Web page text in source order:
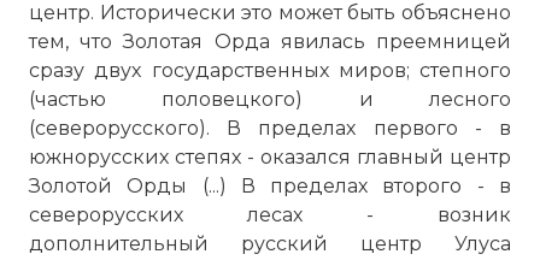
центр. Исторически это может быть объяснено
тем, что Золотая Орда явилась преемницей
сразу двух государственных миров; степного
(частью половецкого) и лесного
(северорусского). В пределах первого - в
южнорусских степях - оказался главный центр
Золотой Орды (...) В пределах второго - в
северорусских лесах - возник
дополнительный русский центр Улуса